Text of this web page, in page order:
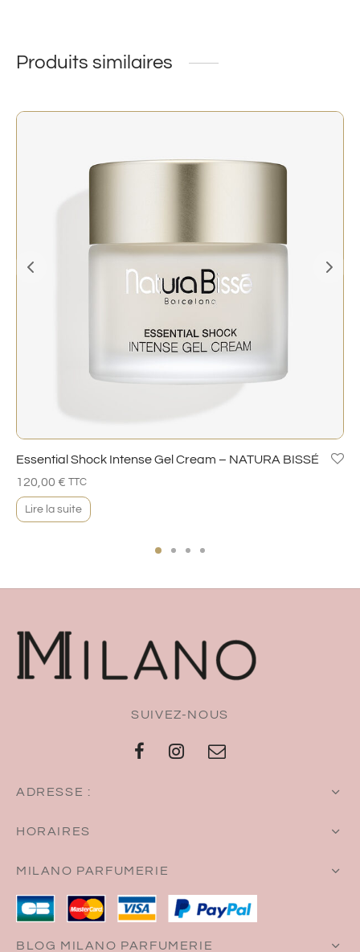
Produits similaires
Essential Shock Intense Gel Cream – NATURA BISSÉ
120,00 € TTC
Lire la suite
SUIVEZ-NOUS
ADRESSE :
HORAIRES
MILANO PARFUMERIE
BLOG MILANO PARFUMERIE